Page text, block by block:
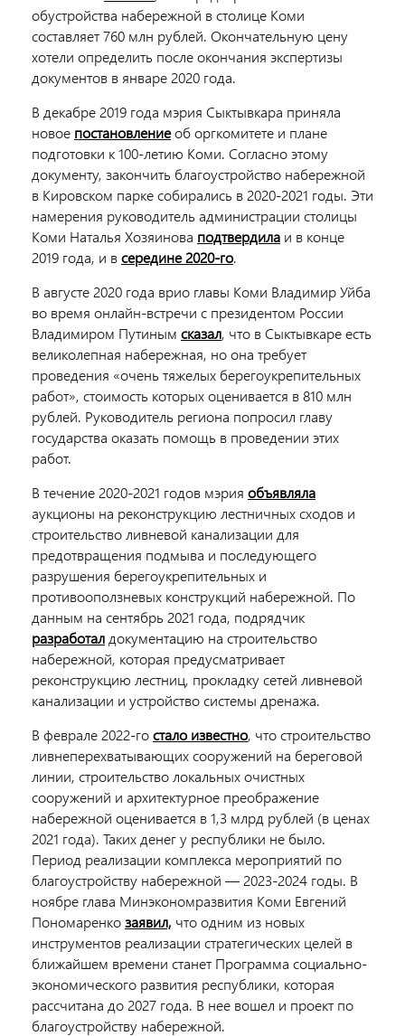
обустройства набережной в столице Коми
составляет 760 млн рублей. Окончательную цену
хотели определить после окончания экспертизы
документов в январе 2020 года.
В декабре 2019 года мэрия Сыктывкара приняла
новое постановлениеоб оргкомитете и плане
подготовки к 100-летию Коми. Согласно этому
документу, закончить благоустройство набережной
в Кировском парке собирались в 2020-2021 годы. Эти
намерения руководитель администрации столицы
Коми Наталья Хозяинова подтвердила и в конце
2019 года, и всередине 2020-го.
В августе 2020 года врио главы Коми Владимир Уйба
во время онлайн-встречи с президентом России
Владимиром Путиным сказал, что в Сыктывкаре есть
великолепная набережная, но она требует
проведения «очень тяжелых берегоукрепительных
работ», стоимость которых оценивается в 810 млн
рублей. Руководитель региона попросил главу
государства оказать помощь в проведении этих
работ.
В течение 2020-2021 годов мэрия объявляла
аукционы на реконструкцию лестничных сходов и
строительство ливневой канализации для
предотвращения подмыва и последующего
разрушения берегоукрепительных и
противооползневых конструкций набережной. По
данным на сентябрь 2021 года, подрядчик
разработал документацию на строительство
набережной, которая предусматривает
реконструкцию лестниц, прокладку сетей ливневой
канализации и устройство системы дренажа.
В феврале 2022-гостало известно, что строительство
ливнеперехватывающих сооружений на береговой
линии, строительство локальных очистных
сооружений и архитектурное преображение
набережной оценивается в 1,3 млрд рублей (в ценах
2021 года). Таких денег у республики не было.
Период реализации комплекса мероприятий по
благоустройству набережной — 2023-2024 годы. В
ноябре глава Минэкономразвития Коми Евгений
Пономаренкозаявил, чтоодним из новых
инструментов реализации стратегических целей в
ближайшем времени станет Программа социально-
экономического развития республики, которая
рассчитана до 2027 года. В нее вошел и проект по
благоустройству набережной.